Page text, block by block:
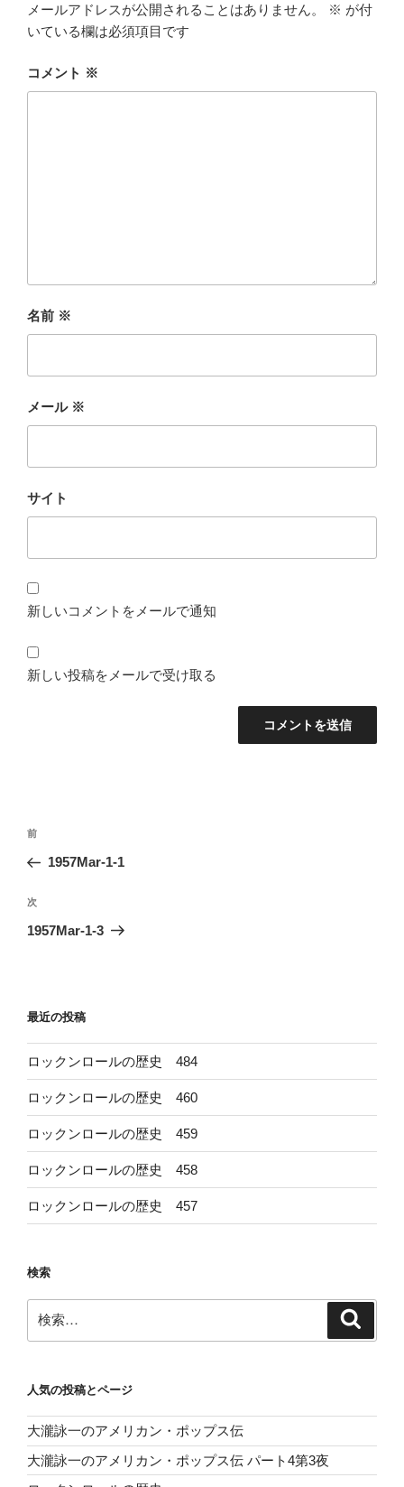
メールアドレスが公開されることはありません。 ※ が付
いている欄は必須項目です
コメント ※
名前 ※
メール ※
サイト
新しいコメントをメールで通知
新しい投稿をメールで受け取る
投
ナ
ビ
ゲ
ン
前
の
稿
前
1957Mar-1-1
次
の
次
1957Mar-1-3
最近の投稿
ロックンロールの歴史 484
ロックンロールの歴史 460
ロックンロールの歴史 459
ロックンロールの歴史 458
ロックンロールの歴史 457
検索
索:
人気の投稿とページ
大瀧詠一のアメリカン・ポップス伝
大瀧詠一のアメリカン・ポップス伝 パート4第3夜